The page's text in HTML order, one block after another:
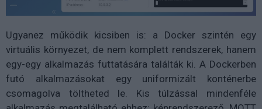
Ugyanez működik kicsiben is: a Docker szintén egy
virtuális környezet, de nem komplett rendszerek, hanem
egy-egy alkalmazás futtatására találták ki. A Dockerben
futó alkalmazásokat egy uniformizált konténerbe
csomagolva töltheted le. Kis túlzással mindenféle